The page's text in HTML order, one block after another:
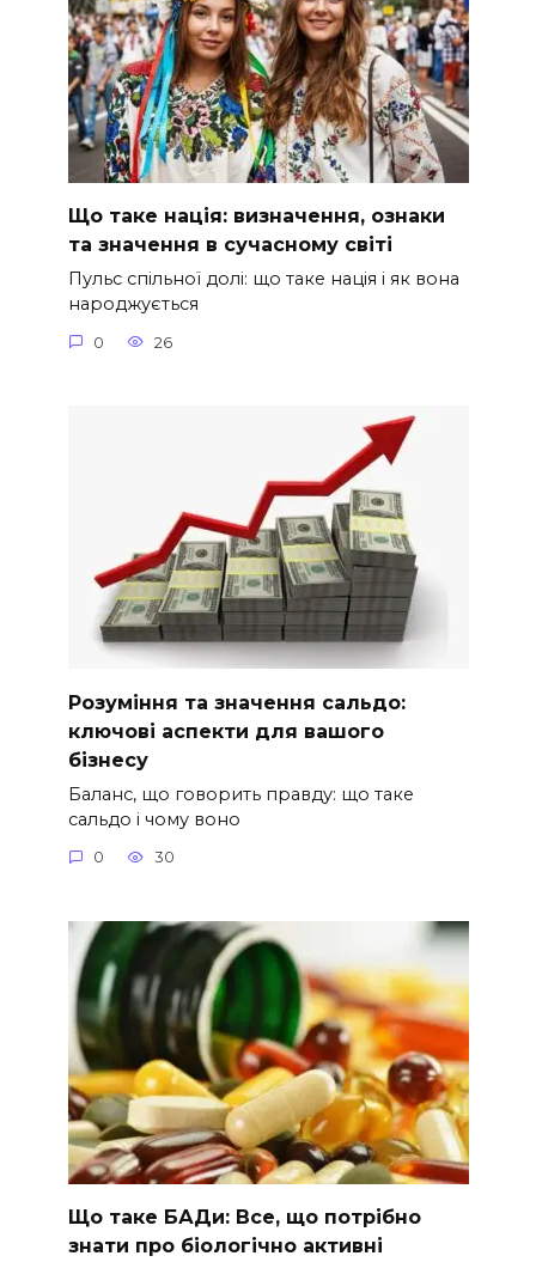
Що таке нація: визначення, ознаки
та значення в сучасному світі
Пульс спільної долі: що таке нація і як вона
народжується
0 26
Розуміння та значення сальдо:
ключові аспекти для вашого
бізнесу
Баланс, що говорить правду: що таке
сальдо і чому воно
0 30
Що таке БАДи: Все, що потрібно
знати про біологічно активні